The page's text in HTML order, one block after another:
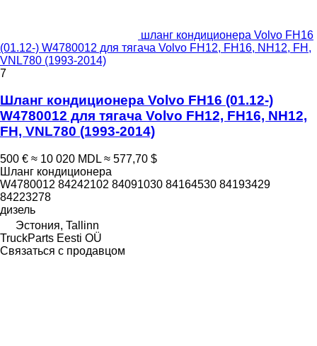
шланг кондиционера Volvo FH16
(01.12-) W4780012 для тягача Volvo FH12, FH16, NH12, FH,
VNL780 (1993-2014)
7
Шланг кондиционера Volvo FH16 (01.12-)
W4780012 для тягача Volvo FH12, FH16, NH12,
FH, VNL780 (1993-2014)
500 € ≈ 10 020 MDL ≈ 577,70 $
Шланг кондиционера
W4780012 84242102 84091030 84164530 84193429
84223278
дизель
Эстония, Tallinn
TruckParts Eesti OÜ
Связаться с продавцом